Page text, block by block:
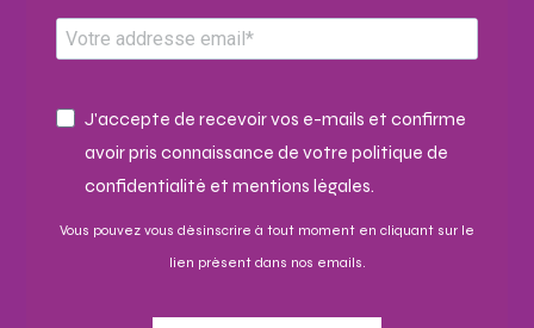
J'accepte de recevoir vos e-mails et confirme
avoir pris connaissance de votre politique de
confidentialité et mentions légales.
Vous pouvez vous désinscrire à tout moment en cliquant sur le
lien présent dans nos emails.